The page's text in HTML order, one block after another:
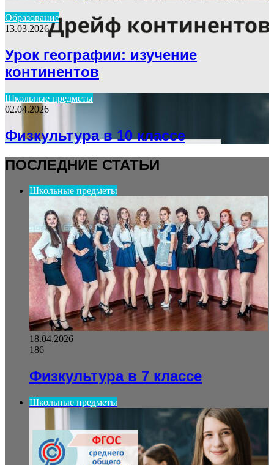
Образование
13.03.2026
Урок географии: изучение
континентов
Школьные предметы
02.04.2026
Физкультура в 10 классе
ПОСЛЕДНИЕ СТАТЬИ
Школьные предметы
18.04.2026
186
Физкультура в 7 классе
Школьные предметы